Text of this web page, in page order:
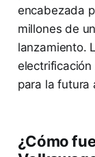
encabezada
millones de
lanzamiento.
electrificación
para la futura
¿Cómo